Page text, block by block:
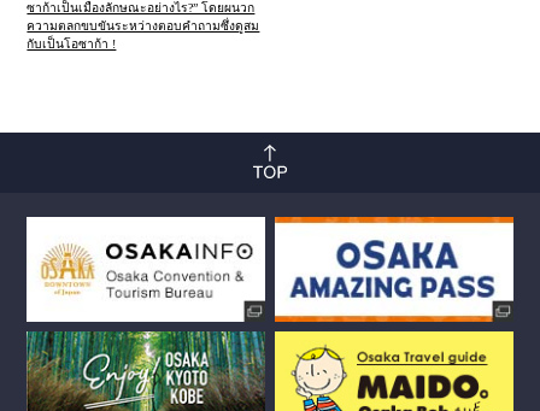
ซาก้าเป็นเมืองลักษณะอย่างไร?” โดยผนวก
ความตลกขบขันระหว่างตอบคำถามซึ่งดูสม
กับเป็นโอซาก้า !